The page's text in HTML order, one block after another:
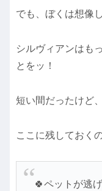
でも、ぼくは想像
シルヴィアンはも
とをッ！
短い間だったけど
ここに残しておく
🍀ペットが逃